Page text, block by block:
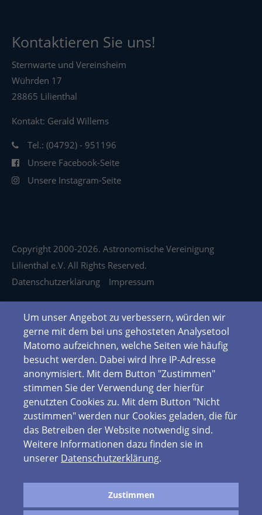
Kontaktieren Sie uns!
Sternwarte und Vereinsheim
Wührden 17
28865 Lilienthal
Kontakt: Gerald Willems
Tel.: (04792) - 951196
Unsere Facebook-Seite
Unsere Instagram-Seite
Copyright 2000-2026. Astronomische Vereinigung
Lilienthal e.V. All Rights Reserved.
Datenschutzerklärung
Impressum
Um unser Angebot zu verbessern, würden wir
gerne mit dem bei uns gehosteten Analysetool
Matomo aufzeichnen, welche Seiten wie häufig
besucht werden. Dabei wird Ihre IP-Adresse
anonymisiert. Mit dem Button "Zustimmen"
stimmen Sie der Verwendung der hierfür
genutzten Cookies zu. Mit dem Button "Nicht
zustimmen" werden nur Cookies geladen, die für
das Betreiben der Website notwendig sind.
Weitere Informationen dazu finden sie in
unserer Datenschutzerklärung.
Zustimmen